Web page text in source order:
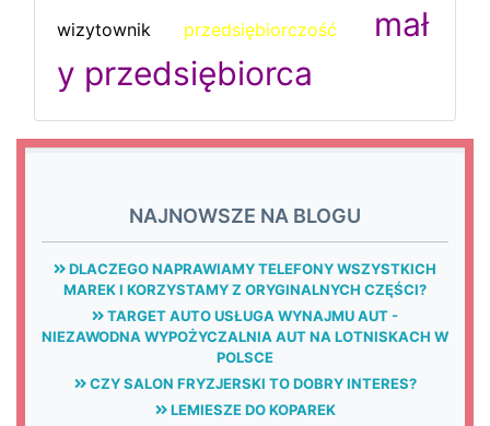
wizytownik
przedsiębiorczość
mał
y przedsiębiorca
NAJNOWSZE NA BLOGU
DLACZEGO NAPRAWIAMY TELEFONY WSZYSTKICH
MAREK I KORZYSTAMY Z ORYGINALNYCH CZĘŚCI?
TARGET AUTO USŁUGA WYNAJMU AUT -
NIEZAWODNA WYPOŻYCZALNIA AUT NA LOTNISKACH W
POLSCE
CZY SALON FRYZJERSKI TO DOBRY INTERES?
LEMIESZE DO KOPAREK